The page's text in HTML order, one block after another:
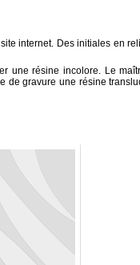
internet. Des initiales en
une résine incolore. Le
de gravure une résine